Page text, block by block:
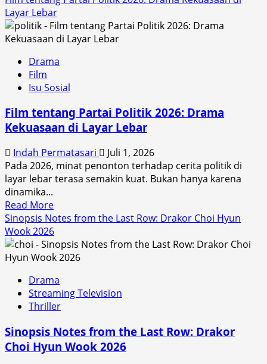
about
Fakta
Film
Babi
Tema,
dan
Daya
Layar Lebar
Drama
Film
Isu Sosial
Film tentang Partai Politik 2026: Drama
Kekuasaan di Layar Lebar
Indah Permatasari
Juli 1, 2026
Pada 2026, minat penonton terhadap cerita politik di
layar lebar terasa semakin kuat. Bukan hanya karena
dinamika...
Read MoreRead
more
about
Film
tentang
Politik
2026:
Drama
di
Layar
Sinopsis Notes from the Last Row: Drakor Choi Hyun
Wook 2026
Drama
Streaming Television
Thriller
Sinopsis Notes from the Last Row: Drakor
Choi Hyun Wook 2026